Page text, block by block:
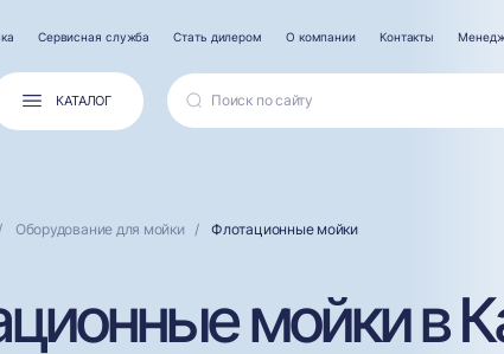
Сервисная служба Стать дилером О компании Контакты
КАТАЛОГ
Оборудование для мойки Флотационные мойки
мойки в